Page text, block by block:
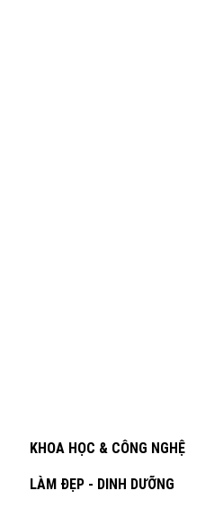
KHOA HỌC & CÔNG NGHỆ
LÀM ĐẸP - DINH DƯỠNG